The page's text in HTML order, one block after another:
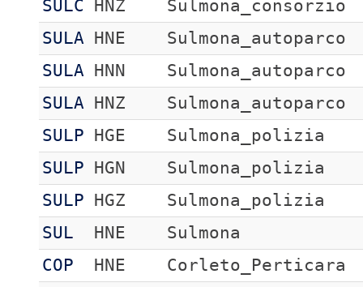
SULC HNZ
Sulmona_consorzio
SULA
HNE
Sulmona_autoparco
SULA
HNN
Sulmona_autoparco
SULA
HNZ
Sulmona_autoparco
SULP
HGE
Sulmona_polizia
SULP
HGN
Sulmona_polizia
SULP
HGZ
Sulmona_polizia
SUL
HNE
Sulmona
COP
HNE
Corleto_Perticara